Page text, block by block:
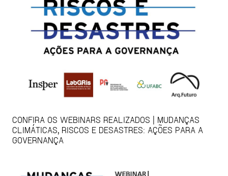
CONFIRA OS WEBINARS REALIZADOS | MUDANÇAS
CLIMÁTICAS, RISCOS E DESASTRES: AÇÕES PARA A
GOVERNANÇA